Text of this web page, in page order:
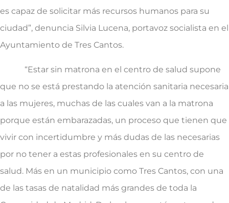
es capaz de solicitar más recursos humanos para su
ciudad”, denuncia Silvia Lucena, portavoz socialista en el
Ayuntamiento de Tres Cantos.
“Estar sin matrona en el centro de salud supone
que no se está prestando la atención sanitaria necesaria
a las mujeres, muchas de las cuales van a la matrona
porque están embarazadas, un proceso que tienen que
vivir con incertidumbre y más dudas de las necesarias
por no tener a estas profesionales en su centro de
salud. Más en un municipio como Tres Cantos, con una
de las tasas de natalidad más grandes de toda la